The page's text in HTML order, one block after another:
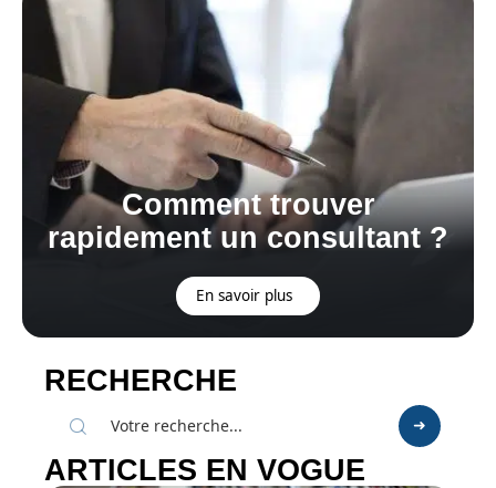
Comment trouver
rapidement un consultant ?
En savoir plus
RECHERCHE
ARTICLES EN VOGUE